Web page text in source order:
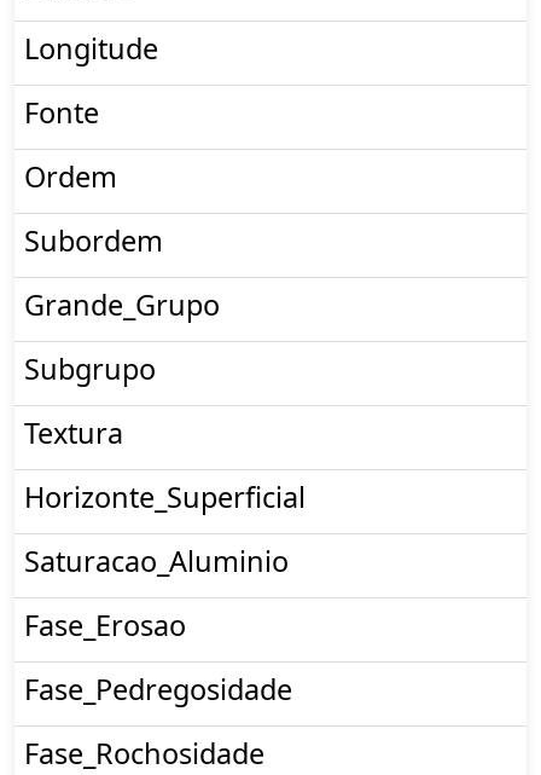
Longitude
Fonte
Ordem
Subordem
Grande_Grupo
Subgrupo
Textura
Horizonte_Superficial
Saturacao_Aluminio
Fase_Erosao
Fase_Pedregosidade
Fase_Rochosidade